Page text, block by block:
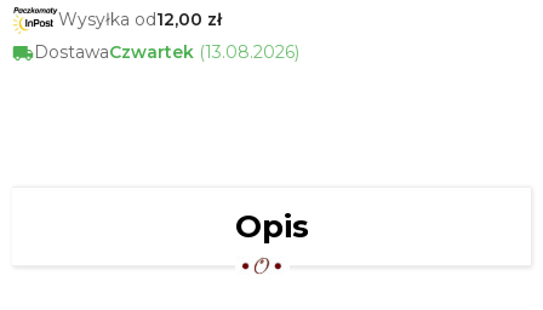
Wysyłka od12,00 zł
DostawaCzwartek (13.08.2026)
Opis